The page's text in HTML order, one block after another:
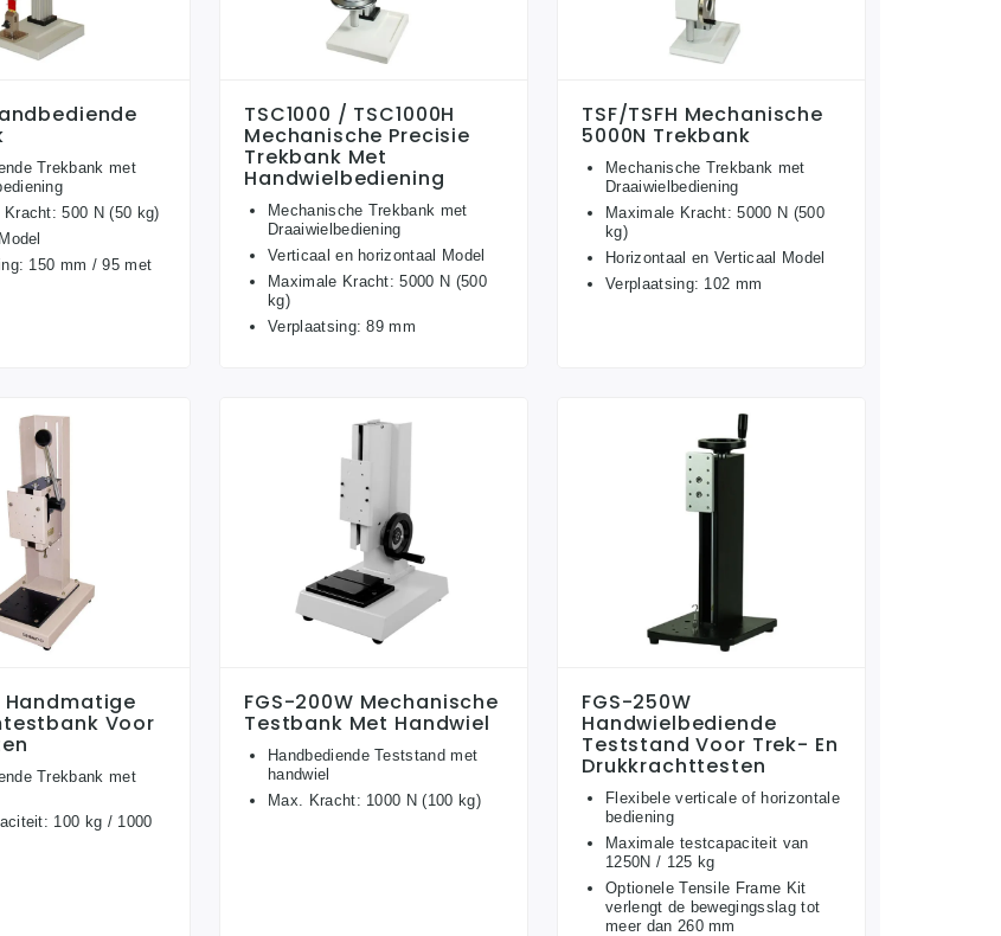
Trekbank met
Kracht: 500 N (50 kg)
150 mm / 95 met
TSC1000 / TSC1000H
Mechanische Precisie
Trekbank Met
Handwielbediening
Mechanische Trekbank met
Draaiwielbediening
Verticaal en horizontaal Model
Maximale Kracht: 5000 N (500
kg)
Verplaatsing: 89 mm
TSF/TSFH Mechanische
5000N Trekbank
Mechanische Trekbank met
Draaiwielbediening
Maximale Kracht: 5000 N (500
kg)
Horizontaal en Verticaal Model
Verplaatsing: 102 mm
Handmatige
Voor
Trekbank met
100 kg / 1000
FGS-200W Mechanische
Testbank Met Handwiel
Handbediende Teststand met
handwiel
Max. Kracht: 1000 N (100 kg)
FGS-250W
Handwielbediende
Teststand Voor Trek- En
Drukkrachttesten
Flexibele verticale of horizontale
bediening
Maximale testcapaciteit van
1250N / 125 kg
Optionele Tensile Frame Kit
verlengt de bewegingsslag tot
meer dan 260 mm